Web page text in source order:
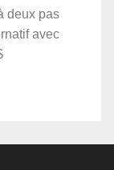
deux pas
avec